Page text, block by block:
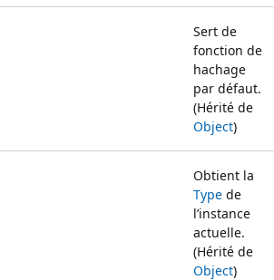
Sert de
fonction de
hachage
par défaut.
(Hérité de
Object)
Obtient la
Type de
l’instance
actuelle.
(Hérité de
Object)